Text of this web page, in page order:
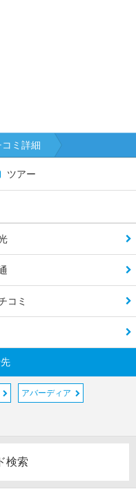
コミ詳細
ツアー
コミ
アバーディア
検索